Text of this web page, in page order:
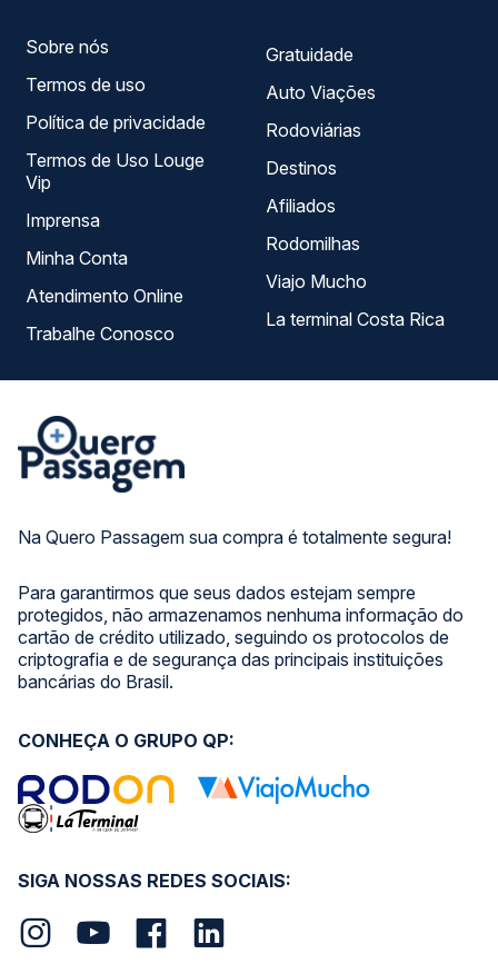
Na Quero Passagem sua compra é totalmente segura!
Para garantirmos que seus dados estejam sempre
protegidos, não armazenamos nenhuma informação do
cartão de crédito utilizado, seguindo os protocolos de
criptografia e de segurança das principais instituições
bancárias do Brasil.
Sobre nós
Termos de uso
Política de privacidade
Termos de Uso Louge
Vip
Imprensa
Minha Conta
Atendimento Online
Trabalhe Conosco
Gratuidade
Auto Viações
Rodoviárias
Destinos
Afiliados
Rodomilhas
Viajo Mucho
La terminal Costa Rica
SIGA NOSSAS REDES SOCIAIS:
CONHEÇA O GRUPO QP: